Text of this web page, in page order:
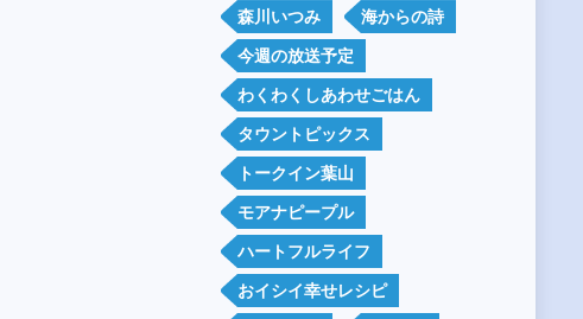
森川いつみ 海からの詩
今週の放送予定
わくわくしあわせごはん
タウントピックス
トークイン葉山
モアナピープル
ハートフルライフ
おイシイ幸せレシピ